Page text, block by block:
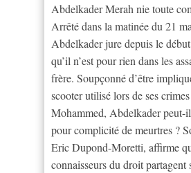
Abdelkader Merah nie toute
Arrêté dans la matinée du 21
Abdelkader jure depuis le
qu’il n’est pour rien dans les
frère. Soupçonné d’être
scooter utilisé lors de ses
Mohammed, Abdelkader peut-
pour complicité de meurtres ?
Eric Dupond-Moretti, affirme
connaisseurs du droit partagent